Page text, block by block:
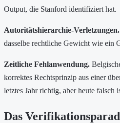
Output, die Stanford identifiziert hat.
Autoritätshierarchie-Verletzungen.
dasselbe rechtliche Gewicht wie ein
Zeitliche Fehlanwendung.
korrektes Rechtsprinzip aus einer
letztes Jahr richtig, aber heute falsch
Das